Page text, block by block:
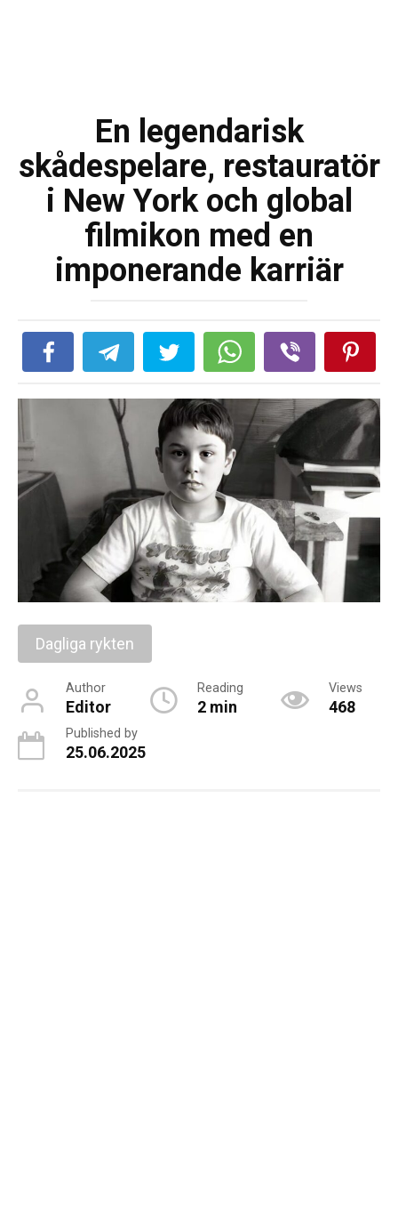
En legendarisk
skådespelare, restauratör
i New York och global
filmikon med en
imponerande karriär
Dagliga rykten
Author
Editor
Reading
2 min
Views
468
Published by
25.06.2025